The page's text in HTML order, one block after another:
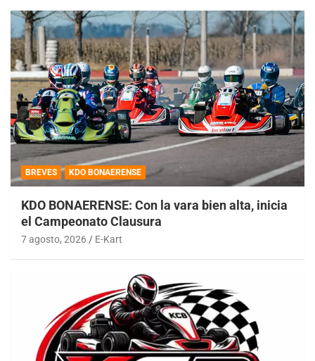
BREVES KDO BONAERENSE
KDO BONAERENSE: Con la vara bien alta, inicia
el Campeonato Clausura
7 agosto, 2026 E-Kart